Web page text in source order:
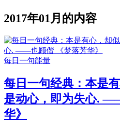
2017年01月的内容
每日一句能量
每日一句经典：本是
是动心，即为失心.
华》